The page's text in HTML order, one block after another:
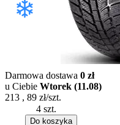
Dostępność:
Darmowa dostawa 0 zł
u Ciebie Wtorek (11.08)
213 , 89 zł/szt.
Do koszyka